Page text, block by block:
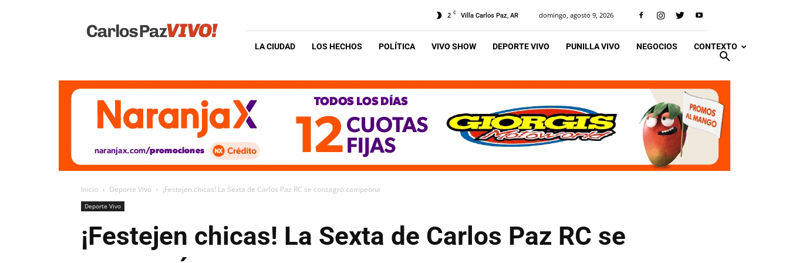
Vivo
2 C Villa Carlos Paz, AR domingo, agosto 9, 2026
LA CIUDAD LOS HECHOS POLÍTICA VIVO SHOW DEPORTE VIVO PUNILLA VIVO NEGOCIOS CONTEXTO
Inicio Deporte Vivo ¡Festejen chicas! La Sexta de Carlos Paz RC se consagró campeona
Deporte Vivo
¡Festejen chicas! La Sexta de Carlos Paz RC se